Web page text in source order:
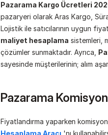
Pazarama Kargo Ücretleri
pazaryeri olarak Aras Kargo,
Lojistik ile satıcılarının uygun
maliyet hesaplama sistemleri,
çözümler sunmaktadır. Ayrıca,
sayesinde müşterilerinin; alım
Pazarama
Fiyatlandırma yaparken
Hesaplama Aracı 'nı